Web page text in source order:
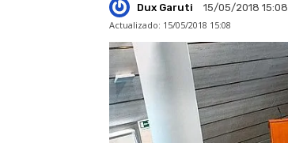
Dux Garuti
15/05/2018 15:08
Actualizado: 15/05/2018 15:08